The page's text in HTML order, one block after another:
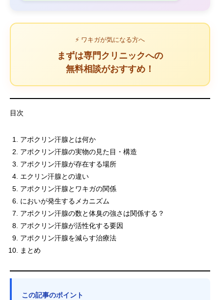
⚡ ワキガが気になる方へ
まずは専門クリニックへの
無料相談がおすすめ！
目次
アポクリン汗腺とは何か
アポクリン汗腺の実物の見た目・構造
アポクリン汗腺が存在する場所
エクリン汗腺との違い
アポクリン汗腺とワキガの関係
においが発生するメカニズム
アポクリン汗腺の数と体臭の強さは関係する？
アポクリン汗腺が活性化する要因
アポクリン汗腺を減らす治療法
まとめ
この記事のポイント